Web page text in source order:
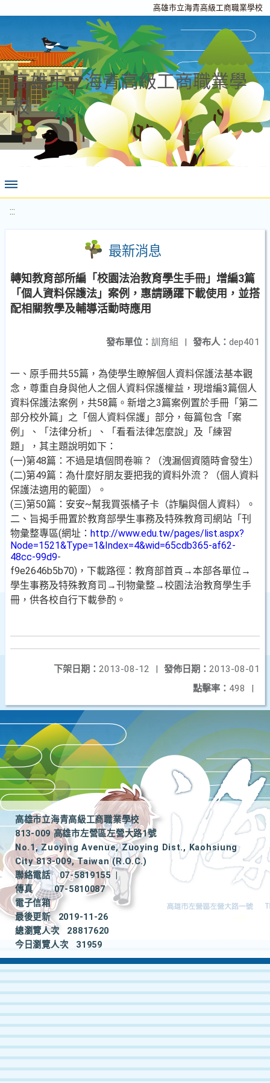
高雄市立海青高級工商職業學校
高雄市立海青高級工商職業學
校
:::
最新消息
轉知教育部所編「校園法治教育學生手冊」增編3篇
「個人資料保護法」案例，惠請踴躍下載使用，並搭
配相關教學及輔導活動時應用
發布人： dep401
發布單位： 訓育組 |
一、原手冊共55篇，為使學生瞭解個人資料保護法基本觀
念，尊重自身與他人之個人資料保護權益，現增編3篇個人
資料保護法案例，共58篇。新增之3篇案例置於手冊「第二
部分校外篇」之「個人資料保護」部分，每篇包含「案
例」、「法律分析」、「看看法律怎麼說」及「練習
題」，其主題說明如下：
(一)第48篇：不過是填個問卷嘛？（洩漏個資隨時會發生）
(二)第49篇：為什麼好朋友要把我的資料外流？（個人資料
保護法適用的範圍）。
(三)第50篇：安安~幫我買張橘子卡（詐騙與個人資料）。
二、旨揭手冊置於教育部學生事務及特殊教育司網站「刊
物彙整專區(網址： http://www.edu.tw/pages/list.aspx?
Node=1521&Type=1&Index=4&wid=65cdb365-af62-
48cc-99d9-
f9e2646b5b70)，下載路徑：教育部首頁→本部各單位→
學生事務及特殊教育司→刊物彙整→校園法治教育學生手
冊，供各校自行下載參酌。
發佈日期： 2013-08-01
下架日期： 2013-08-12
|
點擊率： 498 |
高雄市立海青高級工商職業學校
813-009 高雄市左營區左營大路1號
No.1, Zuoying Avenue, Zuoying Dist., Kaohsiung
City 813-009, Taiwan (R.O.C.)
聯絡電話
07-5819155
|
傳真
07-5810087
電子信箱
最後更新
2019-11-26
總瀏覽人次
28817620
今日瀏覽人次
31959